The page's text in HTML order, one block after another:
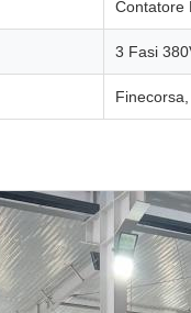
Contatore
3 Fasi